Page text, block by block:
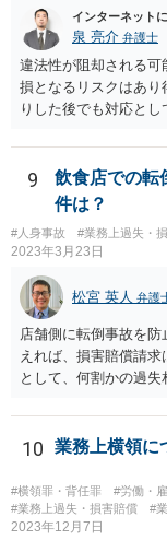
られます（ただしそ
ることはあり得ます
期間とはいえ業務と
研修期間分の報酬も
の関連性が認められる
示に基づくもので、
労働時間性が認めら
請求することなどが
本件にどうあてはまる
きないことですので、
インターネット
泉 亮介 弁護士
違法性が阻却される
損となるリスクはあ
りした後でも対応とし
9
飲食店での転
件は？
#人身事故 #業務上過失・
2023年3月23日
松宮 英人 弁護
店舗側に転倒事故を
えれば、損害賠償請
として、何割かの過
床材等の性質、清掃
いたか（清掃の仕方
員による注意喚起の
ど、様々な要素を見て
ることをオススメしま
慰謝料など、具体的な
10 業務上横領に
#横領罪・背任罪 #労働・
#業務上過失・損害賠償
#
2023年12月7日